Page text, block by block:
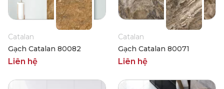
Catalan
Gạch Catalan 80082
Liên hệ
Catalan
Gạch Catalan 80071
Liên hệ